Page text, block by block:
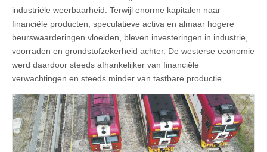
industriële weerbaarheid. Terwijl enorme kapitalen naar
financiële producten, speculatieve activa en almaar hogere
beurswaarderingen vloeiden, bleven investeringen in industrie,
voorraden en grondstofzekerheid achter. De westerse economie
werd daardoor steeds afhankelijker van financiële
verwachtingen en steeds minder van tastbare productie.